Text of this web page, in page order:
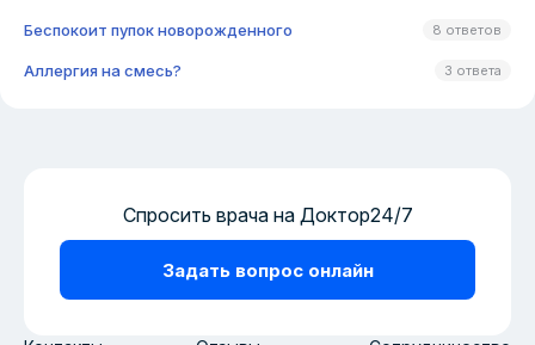
Беспокоит пупок новорожденного 8 ответов
Аллергия на смесь? 3 ответа
Спросить врача на Доктор24/7
Задать вопрос онлайн